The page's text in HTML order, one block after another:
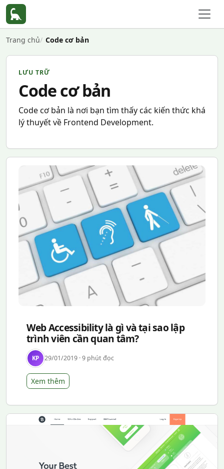
Trang chủ Code cơ bản
LƯU TRỮ
Code cơ bản
Code cơ bản là nơi bạn tìm thấy các kiến thức khá
lý thuyết về Frontend Development.
Web Accessibility là gì và tại sao lập
trình viên cần quan tâm?
KP 29/01/2019 · 9 phút đọc
Xem thêm